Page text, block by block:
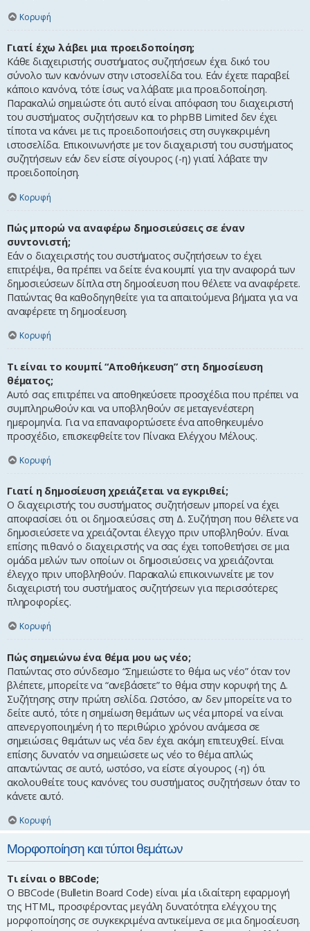
Κορυφή
Γιατί έχω λάβει μια προειδοποίηση;
Κάθε διαχειριστής συστήματος συζητήσεων έχει δικό του
σύνολο των κανόνων στην ιστοσελίδα του. Εάν έχετε παραβεί
κάποιο κανόνα, τότε ίσως να λάβατε μια προειδοποίηση.
Παρακαλώ σημειώστε ότι αυτό είναι απόφαση του διαχειριστή
του συστήματος συζητήσεων και το phpBB Limited δεν έχει
τίποτα να κάνει με τις προειδοποιήσεις στη συγκεκριμένη
ιστοσελίδα. Επικοινωνήστε με τον διαχειριστή του συστήματος
συζητήσεων εάν δεν είστε σίγουρος (-η) γιατί λάβατε την
προειδοποίηση.
Κορυφή
Πώς μπορώ να αναφέρω δημοσιεύσεις σε έναν
συντονιστή;
Εάν ο διαχειριστής του συστήματος συζητήσεων το έχει
επιτρέψει, θα πρέπει να δείτε ένα κουμπί για την αναφορά των
δημοσιεύσεων δίπλα στη δημοσίευση που θέλετε να αναφέρετε.
Πατώντας θα καθοδηγηθείτε για τα απαιτούμενα βήματα για να
αναφέρετε τη δημοσίευση.
Κορυφή
Τι είναι το κουμπί “Αποθήκευση” στη δημοσίευση
θέματος;
Αυτό σας επιτρέπει να αποθηκεύσετε προσχέδια που πρέπει να
συμπληρωθούν και να υποβληθούν σε μεταγενέστερη
ημερομηνία. Για να επαναφορτώσετε ένα αποθηκευμένο
προσχέδιο, επισκεφθείτε τον Πίνακα Ελέγχου Μέλους.
Κορυφή
Γιατί η δημοσίευση χρειάζεται να εγκριθεί;
Ο διαχειριστής του συστήματος συζητήσεων μπορεί να έχει
αποφασίσει ότι οι δημοσιεύσεις στη Δ. Συζήτηση που θέλετε να
δημοσιεύσετε να χρειάζονται έλεγχο πριν υποβληθούν. Είναι
επίσης πιθανό ο διαχειριστής να σας έχει τοποθετήσει σε μια
ομάδα μελών των οποίων οι δημοσιεύσεις να χρειάζονται
έλεγχο πριν υποβληθούν. Παρακαλώ επικοινωνείτε με τον
διαχειριστή του συστήματος συζητήσεων για περισσότερες
πληροφορίες.
Κορυφή
Πώς σημειώνω ένα θέμα μου ως νέο;
Πατώντας στο σύνδεσμο “Σημειώστε το θέμα ως νέο” όταν τον
βλέπετε, μπορείτε να “ανεβάσετε” το θέμα στην κορυφή της Δ.
Συζήτησης στην πρώτη σελίδα. Ωστόσο, αν δεν μπορείτε να το
δείτε αυτό, τότε η σημείωση θεμάτων ως νέα μπορεί να είναι
απενεργοποιημένη ή το περιθώριο χρόνου ανάμεσα σε
σημειώσεις θεμάτων ως νέα δεν έχει ακόμη επιτευχθεί. Είναι
επίσης δυνατόν να σημειώσετε ως νέο το θέμα απλώς
απαντώντας σε αυτό, ωστόσο, να είστε σίγουρος (-η) ότι
ακολουθείτε τους κανόνες του συστήματος συζητήσεων όταν το
κάνετε αυτό.
Κορυφή
Μορφοποίηση και τύποι θεμάτων
Τι είναι ο BBCode;
Ο BBCode (Bulletin Board Code) είναι μία ιδιαίτερη εφαρμογή
της HTML, προσφέροντας μεγάλη δυνατότητα ελέγχου της
μορφοποίησης σε συγκεκριμένα αντικείμενα σε μια δημοσίευση.